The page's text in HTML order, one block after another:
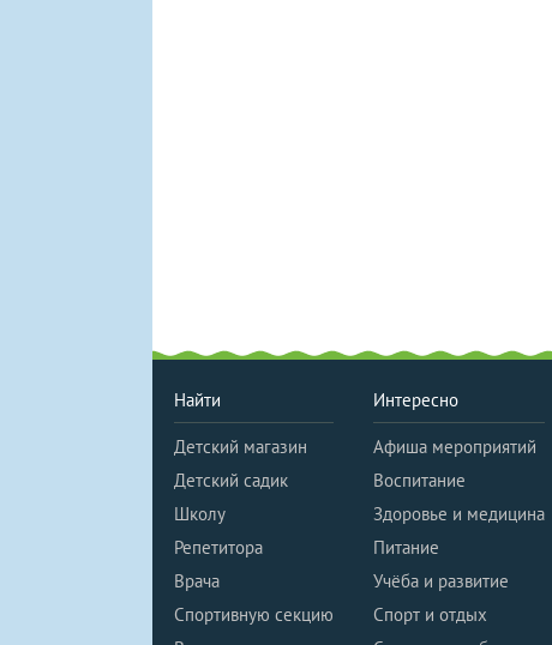
Найти
Детский магазин
Детский садик
Школу
Репетитора
Врача
Спортивную секцию
Интересно
Афиша мероприятий
Воспитание
Здоровье и медицина
Питание
Учёба и развитие
Спорт и отдых